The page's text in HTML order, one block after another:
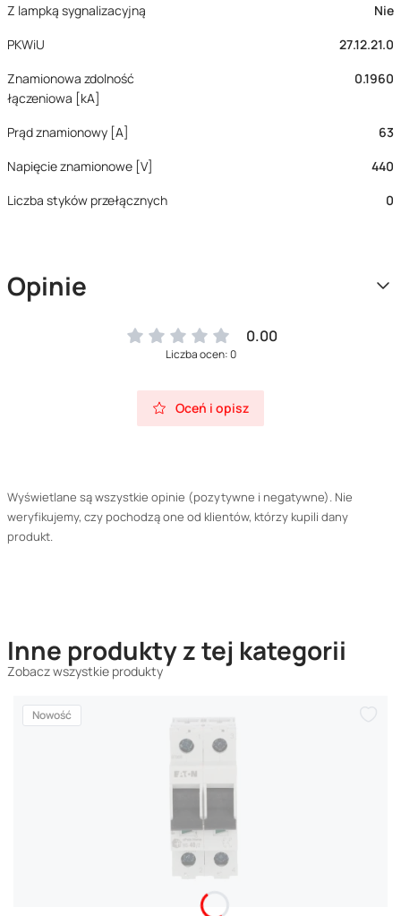
Z lampką sygnalizacyjną
Nie
PKWiU
27.12.21.0
Znamionowa zdolność
łączeniowa [kA]
0.1960
Prąd znamionowy [A]
63
Napięcie znamionowe [V]
440
Liczba styków przełącznych
0
Opinie
0.00
Liczba ocen: 0
Oceń i opisz
Wyświetlane są wszystkie opinie (pozytywne i negatywne). Nie
weryfikujemy, czy pochodzą one od klientów, którzy kupili dany
produkt.
Inne produkty z tej kategorii
Zobacz wszystkie produkty
Nowość